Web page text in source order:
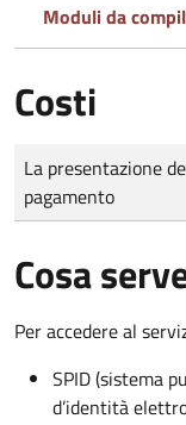
Moduli da
Costi
Tipo di pagamento
Importo
La presentazione
pagamento
Cosa
Per accedere al
SPID (sistema
d’identità